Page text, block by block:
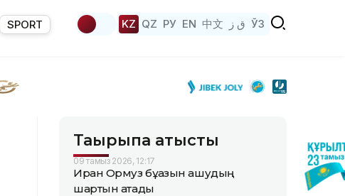
SPORT KZ QZ РУ EN 中文 ق ز ЎЗ
Тақырыпқа қатысты
09 тамыз 2026, 12:17
Иран Ормуз бұғазын ашудың
шартын атады